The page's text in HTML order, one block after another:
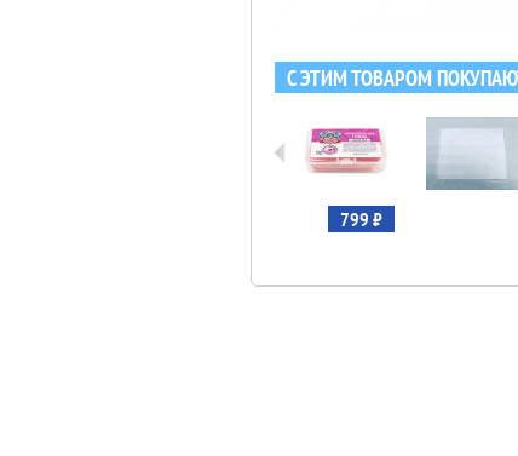
С ЭТИМ ТОВАРОМ
799 ₽